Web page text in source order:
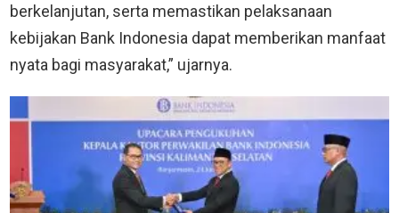
berkelanjutan, serta memastikan pelaksanaan
kebijakan Bank Indonesia dapat memberikan manfaat
nyata bagi masyarakat,” ujarnya.